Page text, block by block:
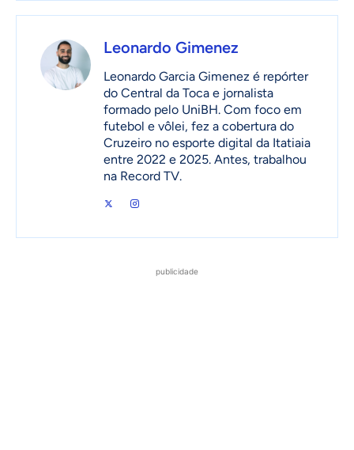
Leonardo Gimenez
Leonardo Garcia Gimenez é repórter
do Central da Toca e jornalista
formado pelo UniBH. Com foco em
futebol e vôlei, fez a cobertura do
Cruzeiro no esporte digital da Itatiaia
entre 2022 e 2025. Antes, trabalhou
na Record TV.
publicidade